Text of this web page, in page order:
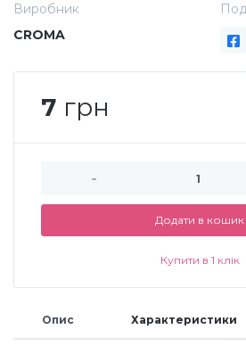
Втирки
Блискітки для нігтів
Меланж (цукровий ефект)
Каміфубукі (конфетті)
Виробник
CROMA
7 грн
-
Додати в кошик
Купити в 1 клік
Опис Характеристики